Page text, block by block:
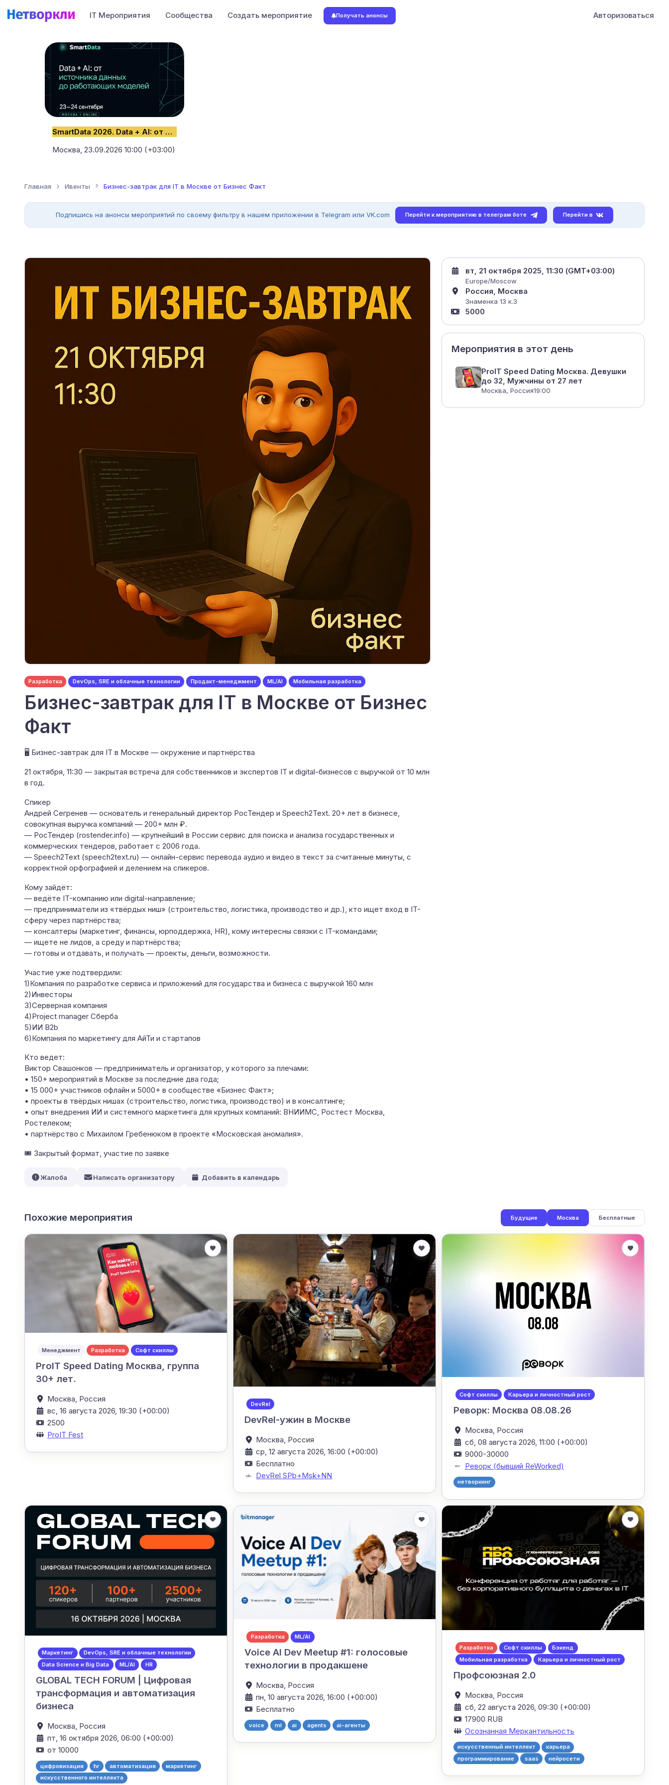
IT Мероприятия Сообщества Создать мероприятие Получать анонсы Авторизоваться
SmartData 2026. Data + AI: от источника данных до работающих моделей
Москва, 23.09.2026 10:00 (+03:00)
Главная Ивенты Бизнес-завтрак для IT в Москве от Бизнес Факт
Подпишись на анонсы мероприятий по своему фильтру в нашем приложении в Telegram или VK.com Перейти к мероприятию в телеграм боте Перейти в
Разработка DevOps, SRE и облачные технологии Продакт-менеджмент ML/AI Мобильная разработка
Бизнес-завтрак для IT в Москве от Бизнес
Факт
🖥 Бизнес-завтрак для IT в Москве — окружение и партнёрства
21 октября, 11:30 — закрытая встреча для собственников и экспертов IT и digital-бизнесов с выручкой от 10 млн
в год.
Спикер
Андрей Сегренев — основатель и генеральный директор РосТендер и Speech2Text. 20+ лет в бизнесе,
совокупная выручка компаний — 200+ млн ₽.
— РосТендер (rostender.info) — крупнейший в России сервис для поиска и анализа государственных и
коммерческих тендеров, работает с 2006 года.
— Speech2Text (speech2text.ru) — онлайн-сервис перевода аудио и видео в текст за считанные минуты, с
корректной орфографией и делением на спикеров.
Кому зайдёт:
— ведёте IT-компанию или digital-направление;
— предприниматели из «твёрдых ниш» (строительство, логистика, производство и др.), кто ищет вход в IT-
сферу через партнёрства;
— консалтеры (маркетинг, финансы, юрподдержка, HR), кому интересны связки с IT-командами;
— ищете не лидов, а среду и партнёрства;
— готовы и отдавать, и получать — проекты, деньги, возможности.
Участие уже подтвердили:
1)Компания по разработке сервиса и приложений для государства и бизнеса с выручкой 160 млн
2)Инвесторы
3)Серверная компания
4)Project manager Сберба
5)ИИ B2b
6)Компания по маркетингу для АйТи и стартапов
Кто ведет:
Виктор Свашонков — предприниматель и организатор, у которого за плечами:
• 150+ мероприятий в Москве за последние два года;
• 15 000+ участников офлайн и 5000+ в сообществе «Бизнес Факт»;
• проекты в твёрдых нишах (строительство, логистика, производство) и в консалтинге;
• опыт внедрения ИИ и системного маркетинга для крупных компаний: ВНИИМС, Ростест Москва,
Ростелеком;
• партнёрство с Михаилом Гребенюком в проекте «Московская аномалия».
🎟 Закрытый формат, участие по заявке
вт, 21 октября 2025, 11:30 (GMT+03:00)
Europe/Moscow
Россия, Москва
Знаменка 13 к.3
5000
Мероприятия в этот день
ProIT Speed Dating Москва. Девушки
до 32, Мужчины от 27 лет
Москва, Россия19:00
Жалоба Написать организатору Добавить в календарь
Похожие мероприятия Будущие Москва Бесплатные
Менеджмент Разработка Софт скиллы
ProIT Speed Dating Москва, группа
30+ лет.
Москва, Россия
вс, 16 августа 2026, 19:30 (+00:00)
2500
ProIT Fest
DevRel
DevRel-ужин в Москве
Москва, Россия
ср, 12 августа 2026, 16:00 (+00:00)
Бесплатно
DevRel SPb+Msk+NN
Софт скиллы Карьера и личностный рост
Реворк: Москва 08.08.26
Москва, Россия
сб, 08 августа 2026, 11:00 (+00:00)
9000-30000
Реворк (бывший ReWorked)
нетворкинг
Маркетинг
DevOps, SRE и облачные технологии
Data Science и Big Data
ML/AI HR
GLOBAL TECH FORUM | Цифровая
трансформация и автоматизация
бизнеса
Москва, Россия
пт, 16 октября 2026, 06:00 (+00:00)
от 10000
цифровизация hr автоматизация
маркетинг
искусственного интеллекта
Разработка ML/AI
Voice AI Dev Meetup #1: голосовые
технологии в продакшене
Москва, Россия
пн, 10 августа 2026, 16:00 (+00:00)
Бесплатно
voice ml ai agents ai-агенты
Разработка Софт скиллы
Бэкенд
Мобильная разработка
Карьера и личностный рост
Профсоюзная 2.0
Москва, Россия
сб, 22 августа 2026, 09:30 (+00:00)
17900 RUB
Осознанная Меркантильность
искусственный интеллект
карьера
программирование
saas нейросети